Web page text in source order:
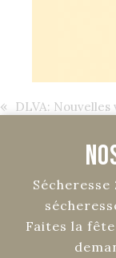
« DLVA: Nouvelles
Faites la